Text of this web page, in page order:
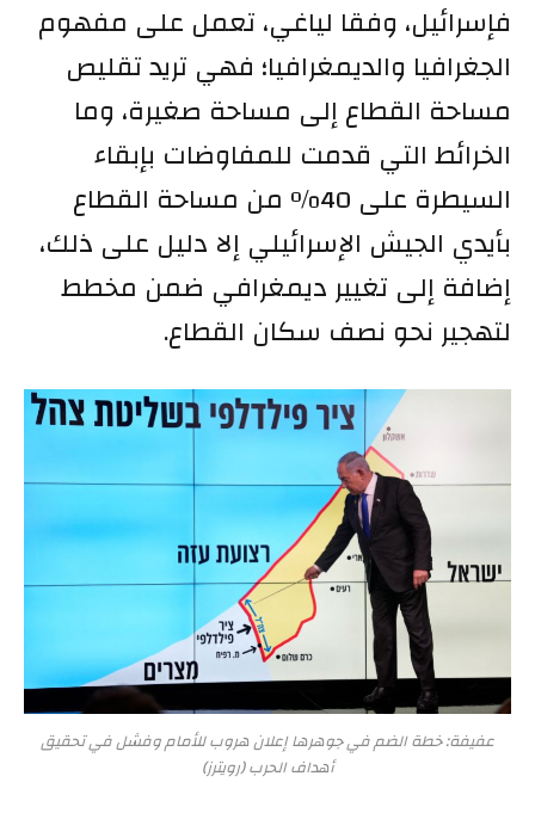
فإسرائيل، وفقا لياغي، تعمل على مفهوم
الجغرافيا والديمغرافيا؛ فهي تريد تقليص
مساحة القطاع إلى مساحة صغيرة، وما
الخرائط التي قدمت للمفاوضات بإبقاء
السيطرة على 40% من مساحة القطاع
بأيدي الجيش الإسرائيلي إلا دليل على ذلك،
إضافة إلى تغيير ديمغرافي ضمن مخطط
لتهجير نحو نصف سكان القطاع.
عفيفة: خطة الضم في جوهرها إعلان هروب للأمام وفشل في تحقيق
أهداف الحرب (رويترز)